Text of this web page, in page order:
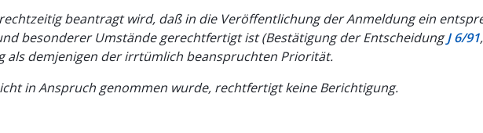
beantragt wird, daß in die Veröffentlichung der Anmeldung ein
besonderer Umstände gerechtfertigt ist (Bestätigung der EntscheidungJ 6/91,
als demjenigen der irrtümlich beanspruchten Priorität.
in Anspruch genommen wurde, rechtfertigt keine Berichtigung.